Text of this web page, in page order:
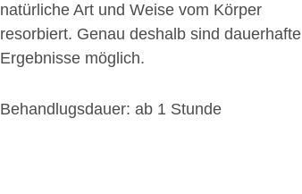
natürliche Art und Weise vom Körper
resorbiert. Genau deshalb sind dauerhafte
Ergebnisse möglich.
Behandlugsdauer: ab 1 Stunde